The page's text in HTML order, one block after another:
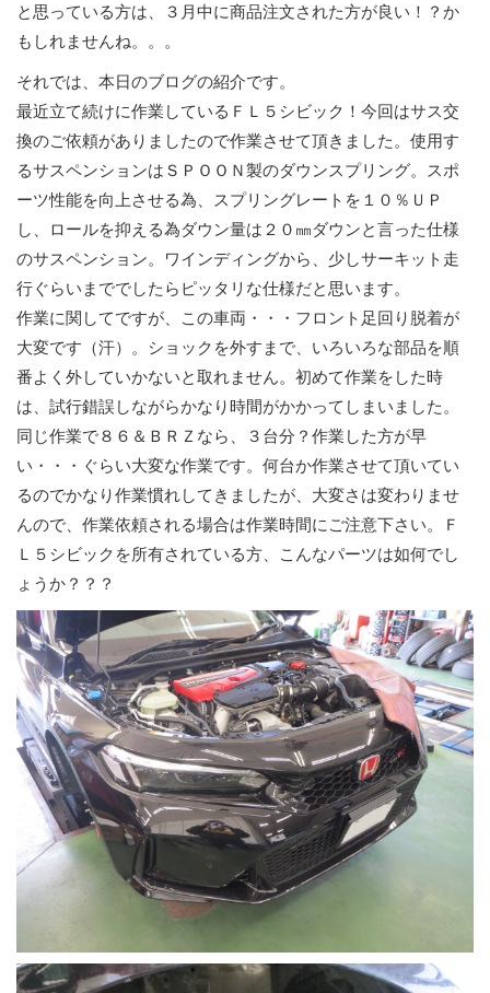
と思っている方は、３月中に商品注文された方が良い！？か
もしれませんね。。。
それでは、本日のブログの紹介です。
最近立て続けに作業しているＦＬ５シビック！今回はサス交
換のご依頼がありましたので作業させて頂きました。使用す
るサスペンションはＳＰＯＯＮ製のダウンスプリング。スポ
ーツ性能を向上させる為、スプリングレートを１０％ＵＰ
し、ロールを抑える為ダウン量は２０㎜ダウンと言った仕様
のサスペンション。ワインディングから、少しサーキット走
行ぐらいまででしたらピッタリな仕様だと思います。
作業に関してですが、この車両・・・フロント足回り脱着が
大変です（汗）。ショックを外すまで、いろいろな部品を順
番よく外していかないと取れません。初めて作業をした時
は、試行錯誤しながらかなり時間がかかってしまいました。
同じ作業で８６＆ＢＲＺなら、３台分？作業した方が早
い・・・ぐらい大変な作業です。何台か作業させて頂いてい
るのでかなり作業慣れしてきましたが、大変さは変わりませ
んので、作業依頼される場合は作業時間にご注意下さい。Ｆ
Ｌ５シビックを所有されている方、こんなパーツは如何でし
ょうか？？？